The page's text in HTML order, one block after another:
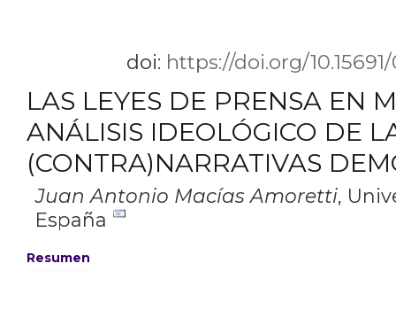
doi: https://doi.org/
LAS LEYES DE PRENSA EN
ANÁLISIS IDEOLÓGICO DE
(CONTRA)NARRATIVAS
Juan Antonio Macías Amoretti,
España
Resumen